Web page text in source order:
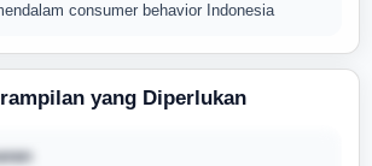
consumer behavior Indonesia
yang Diperlukan